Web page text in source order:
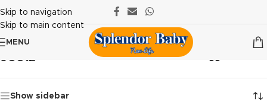
Skip to navigation
Skip to main content
MENU
Joolz Home/Prodotti taggati “Joolz”
Show sidebar